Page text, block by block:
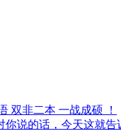
双非二本 一战成硕 ！
你说的话，今天这就告